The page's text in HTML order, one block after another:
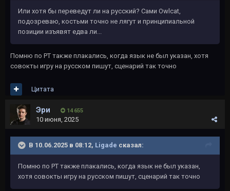
Или хотя бы переведут ли на русский? Сами Owlcat,
подозреваю, костьми точно не лягут и принципиальной
позиции изъявят едва ли...
Помню по РТ также плакались, когда язык не был указан, хотя
совокты игру на русском пишут, сценарий так точно
Цитата
Эри 14 655
10 июня, 2025
В 10.06.2025 в 08:12, Ligade сказал:
Помню по РТ также плакались, когда язык не был указан,
хотя совокты игру на русском пишут, сценарий так точно